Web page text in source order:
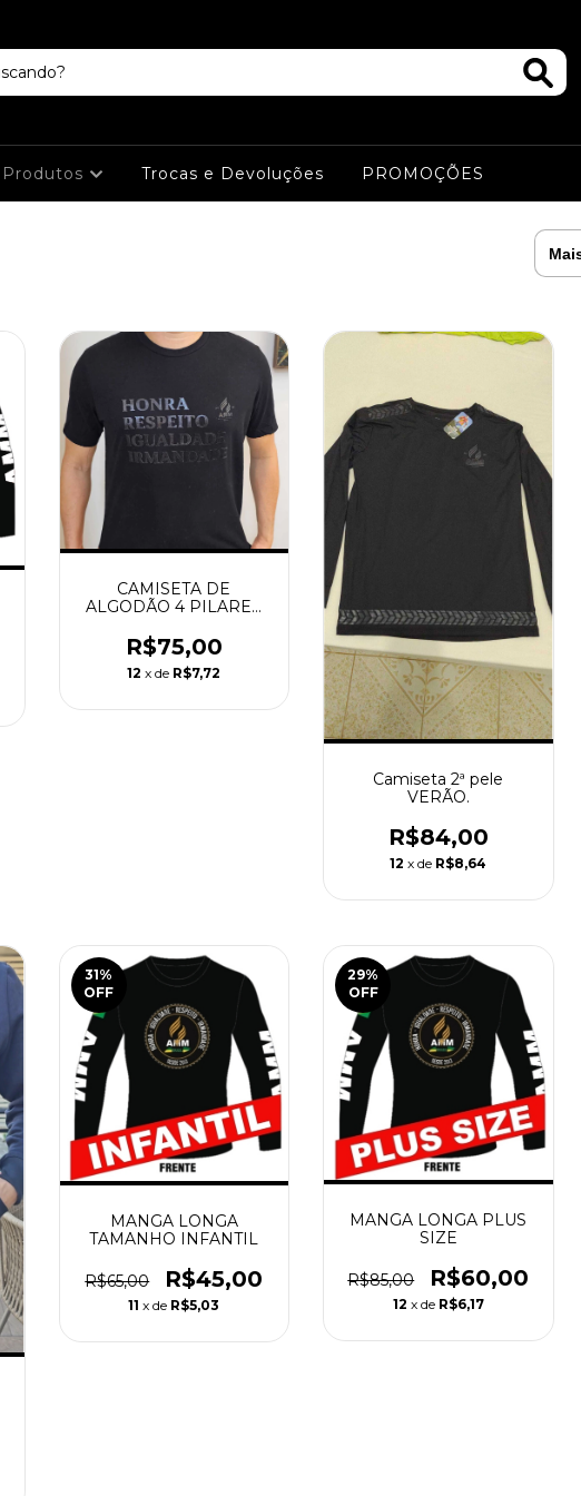
Produtos Trocas e Devoluções PROMOÇÕES
CAMISETA DE
ALGODÃO 4 PILARES
R$75,00
12 x de R$7,72
Camiseta 2ª pele
VERÃO.
R$84,00
12 x de R$8,64
31%
OFF
MANGA LONGA
TAMANHO INFANTIL
R$65,00 R$45,00
11 x de R$5,03
29%
OFF
MANGA LONGA PLUS
SIZE
R$85,00 R$60,00
12 x de R$6,17